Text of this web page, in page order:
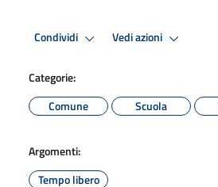
Condividi Vedi azioni
Categorie:
Comune
Scuola
Argomenti:
Tempo libero